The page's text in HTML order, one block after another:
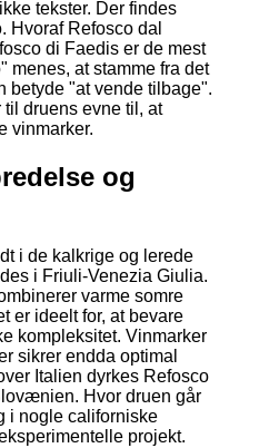
tekster. Der findes
Hvoraf Refosco dal
di Faedis er de mest
menes, at stamme fra det
betyde "at vende tilbage".
druens evne til, at
vinmarker.
og
i de kalkrige og lerede
i Friuli-Venezia Giulia.
varme somre
er ideelt for, at bevare
kompleksitet. Vinmarker
sikrer endda optimal
Italien dyrkes Refosco
Hvor druen går
i nogle californiske
projekt.